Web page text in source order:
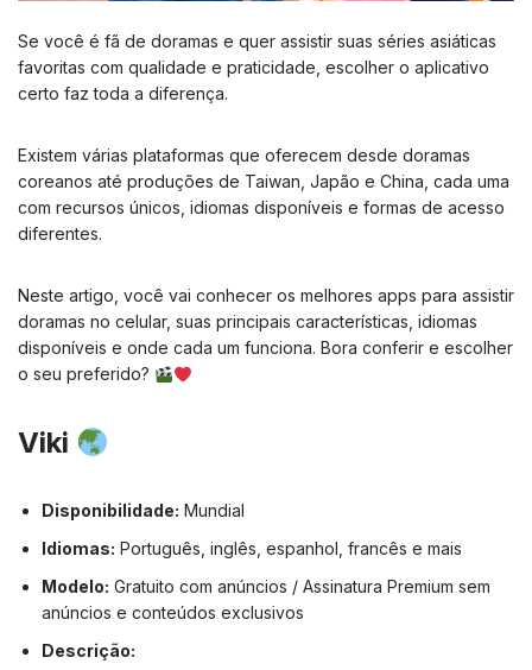
Se você é fã de doramas e quer assistir suas séries asiáticas
favoritas com qualidade e praticidade, escolher o aplicativo
certo faz toda a diferença.
Existem várias plataformas que oferecem desde doramas
coreanos até produções de Taiwan, Japão e China, cada uma
com recursos únicos, idiomas disponíveis e formas de acesso
diferentes.
Neste artigo, você vai conhecer os melhores apps para assistir
doramas no celular, suas principais características, idiomas
disponíveis e onde cada um funciona. Bora conferir e escolher
o seu preferido?
Viki
Disponibilidade: Mundial
Idiomas: Português, inglês, espanhol, francês e mais
Modelo: Gratuito com anúncios / Assinatura Premium sem
anúncios e conteúdos exclusivos
Descrição: